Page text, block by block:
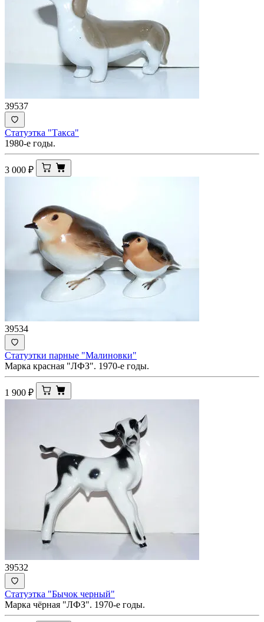
39537
Статуэтка "Такса"
1980-е годы.
3 000 ₽
39534
Статуэтки парные "Малиновки"
Марка красная "ЛФЗ". 1970-е годы.
1 900 ₽
39532
Статуэтка "Бычок черный"
Марка чёрная "ЛФЗ". 1970-е годы.